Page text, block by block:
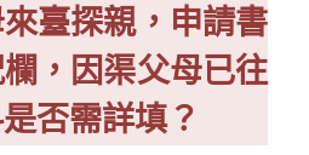
臺探親，申請書
，因渠父母已往
否需詳填？